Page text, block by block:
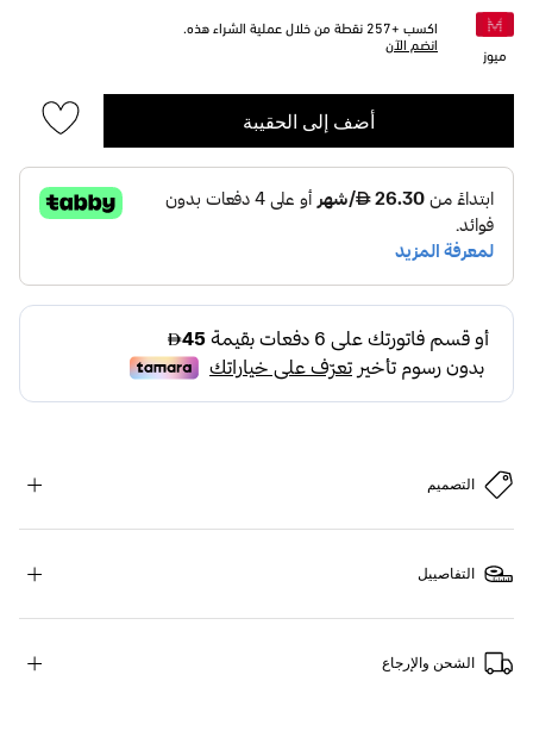
ميوز
اكسب +257 نقطة من خلال عملية الشراء هذه.
انضم الآن
أضف إلى الحقيبة
التصميم
التفاصييل
الشحن والإرجاع